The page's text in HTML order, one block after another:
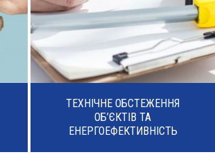
ТЕХНІЧНЕ ОБСТЕЖЕННЯ
ОБ’ЄКТІВ ТА
ЕНЕРГОЕФЕКТИВНІСТЬ